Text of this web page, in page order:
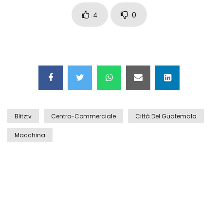
incidente
4 0
Blitztv Centro-Commerciale Città Del Guatemala
Macchina